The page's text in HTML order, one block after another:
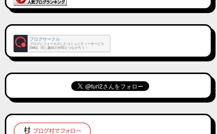
ブログサークル
ブログにフォーカスしたコミュニティーサービス
(SNS)。同じ趣味の仲間とつながろう！